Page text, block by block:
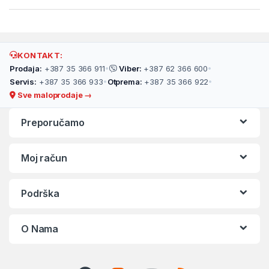
KONTAKT:
Prodaja: +387 35 366 911• Viber: +387 62 366 600•
Servis: +387 35 366 933• Otprema: +387 35 366 922•
Sve maloprodaje →
Preporučamo
Moj račun
Podrška
O Nama